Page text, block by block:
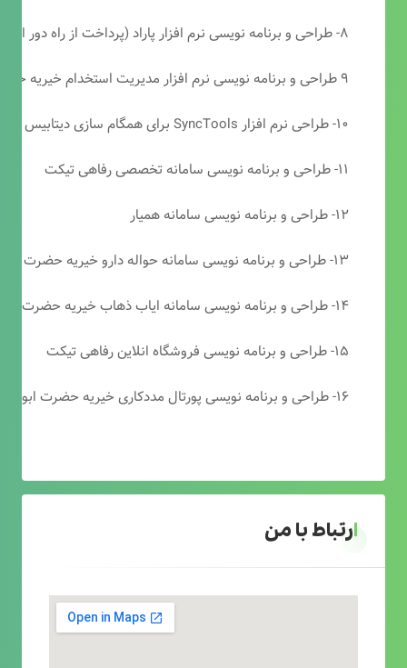
۸- طراحی و برنامه نویسی نرم افزار پاراد (پرداخت از راه دور انجمن مددکاری امام زمان(عج))
۹ طراحی و برنامه نویسی نرم افزار مدیریت استخدام خیریه حضرت ابوالفضل (ع)
۱۰- طراحی نرم افزار SyncTools برای همگام سازی دیتابیس های SQL Server
۱۱- طراحی و برنامه نویسی سامانه تخصصی رفاهی تیکت
۱۲- طراحی و برنامه نویسی سامانه همیار
۱۳- طراحی و برنامه نویسی سامانه حواله دارو خیریه حضرت ابوالفضل (ع)
۱۴- طراحی و برنامه نویسی سامانه ایاب ذهاب خیریه حضرت ابوالفضل (ع)
۱۵- طراحی و برنامه نویسی فروشگاه انلاین رفاهی تیکت
۱۶- طراحی و برنامه نویسی پورتال مددکاری خیریه حضرت ابوالفضل (ع)
ارتباط با من